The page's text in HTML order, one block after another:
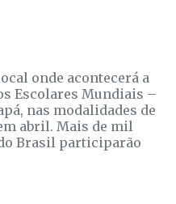
onde acontecerá a
Escolares Mundiais –
nas modalidades de
abril. Mais de mil
Brasil participarão